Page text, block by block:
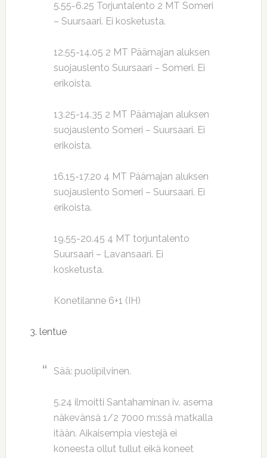
5.55-6.25 Torjuntalento 2 MT Someri
– Suursaari. Ei kosketusta.
12.55-14.05 2 MT Päämajan aluksen
suojauslento Suursaari – Someri. Ei
erikoista.
13.25-14.35 2 MT Päämajan aluksen
suojauslento Someri – Suursaari. Ei
erikoista.
16.15-17.20 4 MT Päämajan aluksen
suojauslento Someri – Suursaari. Ei
erikoista.
19.55-20.45 4 MT torjuntalento
Suursaari – Lavansaari. Ei
kosketusta.
Konetilanne 6+1 (IH)
3. lentue
Sää: puolipilvinen.
5.24 ilmoitti Santahaminan iv. asema
näkevänsä 1/2 7000 m:ssä matkalla
itään. Aikaisempia viestejä ei
koneesta ollut tullut eikä koneet